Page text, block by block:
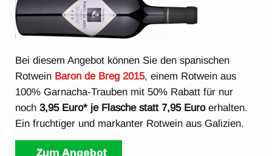
Bei diesem Angebot können Sie den spanischen
Rotwein Baron de Breg 2015, einem Rotwein aus
100% Garnacha-Trauben mit 50% Rabatt für nur
noch3,95 Euro* je Flasche statt 7,95 Euroerhalten.
Ein fruchtiger und markanter Rotwein aus Galizien.